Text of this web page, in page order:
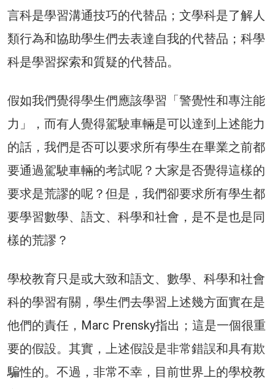
言科是學習溝通技巧的代替品；文學科是了解人
類行為和協助學生們去表達自我的代替品；科學
科是學習探索和質疑的代替品。
假如我們覺得學生們應該學習「警覺性和專注能
力」，而有人覺得駕駛車輛是可以達到上述能力
的話，我們是否可以要求所有學生在畢業之前都
要通過駕駛車輛的考試呢？大家是否覺得這樣的
要求是荒謬的呢？但是，我們卻要求所有學生都
要學習數學、語文、科學和社會，是不是也是同
樣的荒謬？
學校教育只是或大致和語文、數學、科學和社會
科的學習有關，學生們去學習上述幾方面實在是
他們的責任，Marc Prensky指出；這是一個很重
要的假設。其實，上述假設是非常錯誤和具有欺
騙性的。不過，非常不幸，目前世界上的學校教